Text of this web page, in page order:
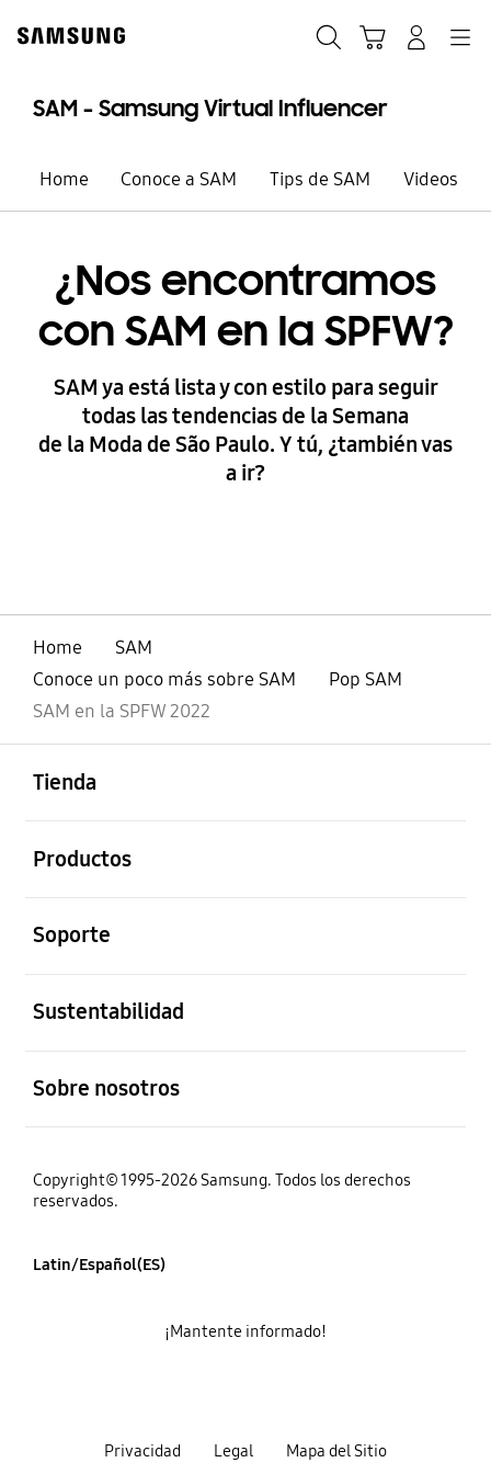
content
SAM - Samsung Virtual Influencer
Home Conoce a SAM Tips de SAM Videos
¿Nos encontramos
con SAM en la SPFW?
SAM ya está lista y con estilo para seguir
todas las tendencias de la Semana
de la Moda de São Paulo. Y tú, ¿también vas
a ir?
Home
SAM
Conoce un poco más sobre SAM
Pop SAM
SAM en la SPFW 2022
Tienda
Productos
Soporte
Sustentabilidad
Sobre nosotros
Copyright© 1995-2026 Samsung. Todos los derechos
reservados.
Latin/Español(ES)
Privacidad Legal Mapa del Sitio
¡Mantente informado!